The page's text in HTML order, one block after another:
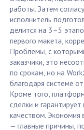
работы. Затем
исполнитель
делится на 3–5
первого макета,
Проблемы, с
заказчики, это
по срокам, но на
благодаря системе
Кроме того,
сделки и
качеством. Экономия
— главные причины,